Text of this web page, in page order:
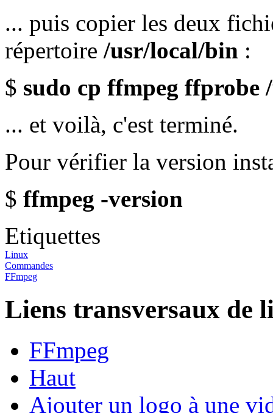
... puis copier les deux
répertoire /usr/local/bin :
$ sudo cp ffmpeg ffprobe
... et voilà, c'est terminé.
Pour vérifier la version
$ ffmpeg -version
Etiquettes
Linux
Commandes
FFmpeg
Liens transversaux de
FFmpeg
Haut
Ajouter un logo à une